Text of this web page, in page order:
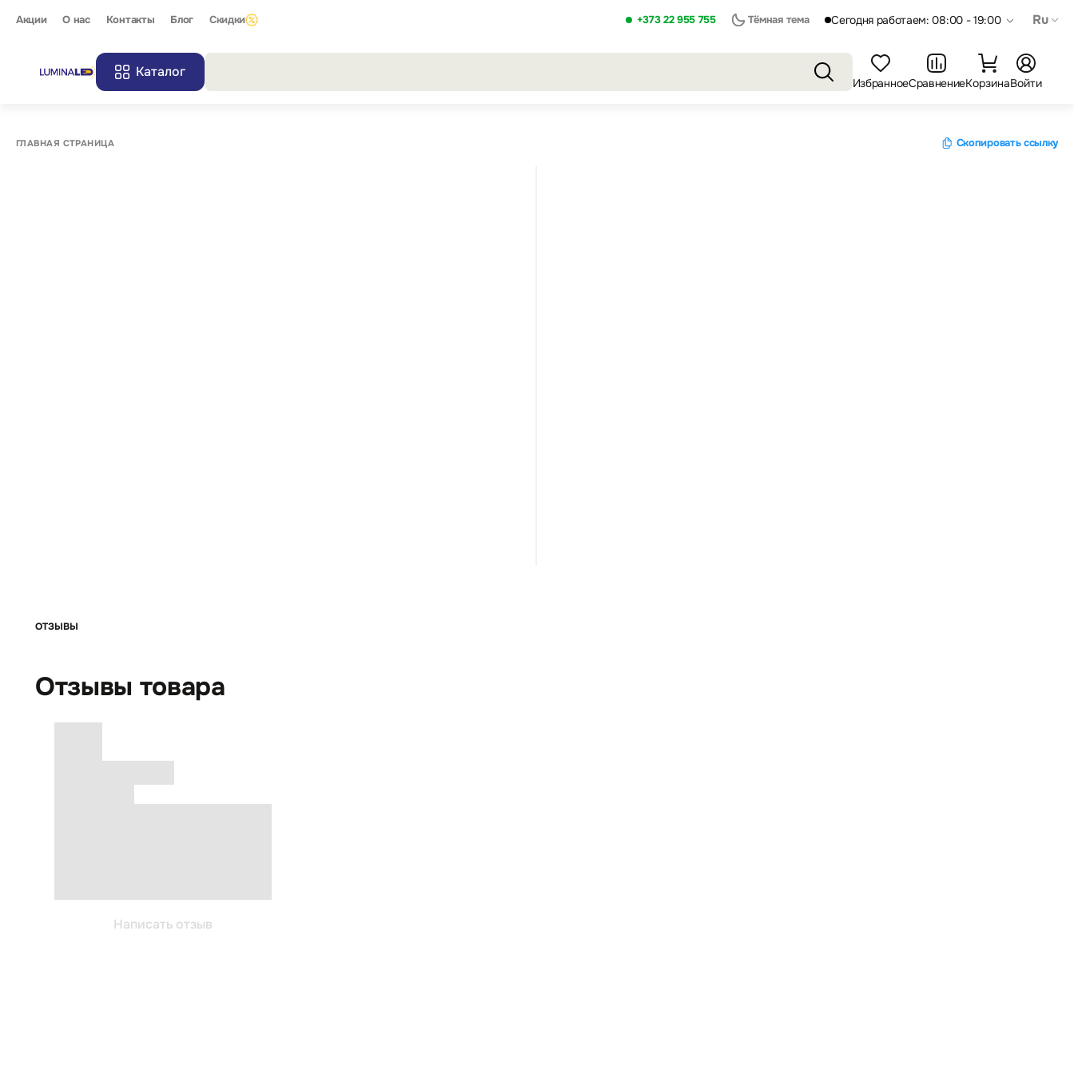
Акции О нас Контакты Блог Скидки +373 22 955 755 Тёмная тема Сегодня работаем: 08:00 - 19:00 Ru
Каталог
ИзбранноеСравнениеКорзинаВойти
ГЛАВНАЯ СТРАНИЦА Скопировать ссылку
ОТЗЫВЫ
Отзывы товара
Написать отзыв